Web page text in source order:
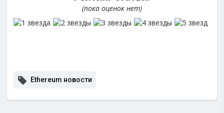
(пока оценок нет)
Ethereum новости